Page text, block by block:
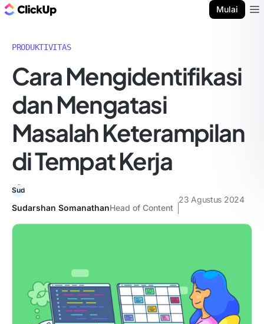
Mulai
PRODUKTIVITAS
Cara Mengidentifikasi
dan Mengatasi
Masalah Keterampilan
di Tempat Kerja
Sudarshan SomanathanHead of Content
23 Agustus 2024